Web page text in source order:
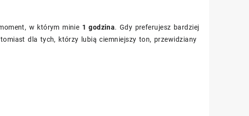
w którym minie 1 godzina. Gdy preferujesz bardziej
dla tych, którzy lubią ciemniejszy ton, przewidziany